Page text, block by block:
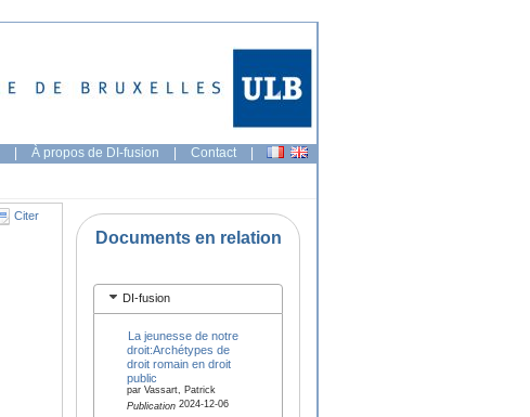
| À propos de DI-fusion | Contact |
Citer
Documents en relation
DI-fusion
La jeunesse de notre
droit:Archétypes de
droit romain en droit
public
par Vassart, Patrick
Publication2024-12-06